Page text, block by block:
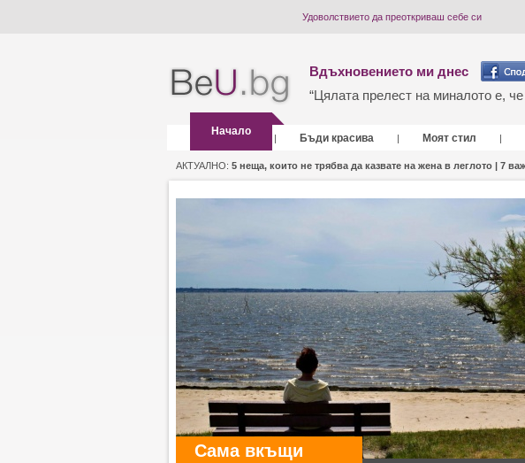
Удоволствието да преоткриваш себе си
Вдъхновението ми днес
“Цялата прелест на миналото е,
Начало
| Бъди красива | Моят стил |
АКТУАЛНО: 5 неща, които не трябва да казвате на жена в леглото | 7
Сама вкъщи